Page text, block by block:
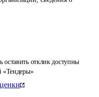
отклик доступны
«Тендеры»